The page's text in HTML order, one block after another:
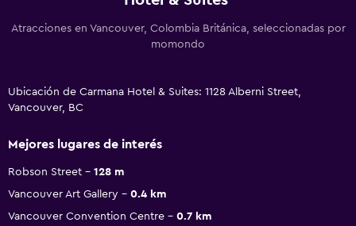
Atracciones en Vancouver, Colombia Británica, seleccionadas por
momondo
Ubicación de Carmana Hotel & Suites: 1128 Alberni Street,
Vancouver, BC
Mejores lugares de interés
Robson Street
128 m
Vancouver Art Gallery
0.4 km
Vancouver Convention Centre
0.7 km